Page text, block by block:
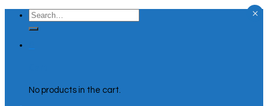
Skip
content
Search
for:
No products in the cart.
×